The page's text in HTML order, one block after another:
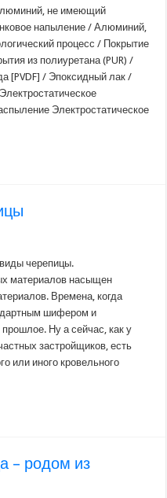
не имеющий
напыление / Алюминий,
процесс / Покрытие
из полиуретана (PUR) /
[PVDF] / Эпоксидный лак /
Электростатическое
черепицы.
материалов насыщен
Времена, когда
шифером и
Ну а сейчас, как у
застройщиков, есть
или иного кровельного
– родом из